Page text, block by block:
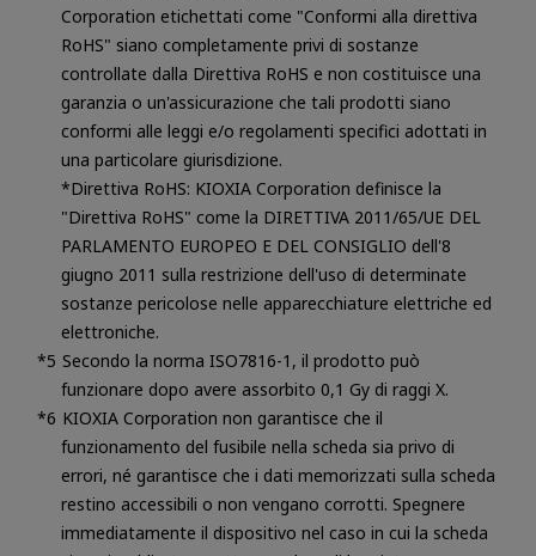
Corporation etichettati come "Conformi alla direttiva
RoHS" siano completamente privi di sostanze
controllate dalla Direttiva RoHS e non costituisce una
garanzia o un'assicurazione che tali prodotti siano
conformi alle leggi e/o regolamenti specifici adottati in
una particolare giurisdizione.
*Direttiva RoHS: KIOXIA Corporation definisce la
"Direttiva RoHS" come la DIRETTIVA 2011/65/UE DEL
PARLAMENTO EUROPEO E DEL CONSIGLIO dell'8
giugno 2011 sulla restrizione dell'uso di determinate
sostanze pericolose nelle apparecchiature elettriche ed
elettroniche.
Secondo la norma ISO7816-1, il prodotto può
funzionare dopo avere assorbito 0,1 Gy di raggi X.
KIOXIA Corporation non garantisce che il
funzionamento del fusibile nella scheda sia privo di
errori, né garantisce che i dati memorizzati sulla scheda
restino accessibili o non vengano corrotti. Spegnere
immediatamente il dispositivo nel caso in cui la scheda